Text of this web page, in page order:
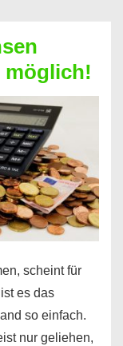
möglich!
scheint für
es das
so einfach.
nur geliehen,